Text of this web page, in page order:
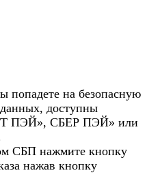
попадете на безопасную
доступны
ПЭЙ», СБЕР ПЭЙ» или
СБП нажмите кнопку
нажав кнопку